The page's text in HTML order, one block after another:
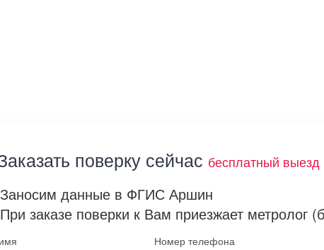
поверку сейчас бесплатный выезд
данные в ФГИС Аршин
заказе поверки к Вам приезжает метролог
Номер телефона